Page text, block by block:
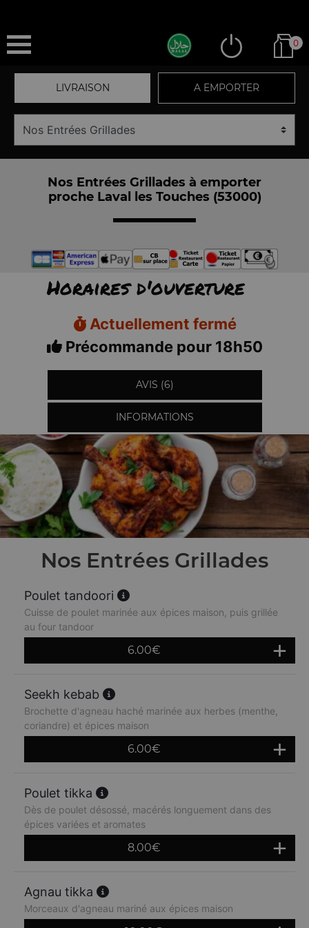
0
LIVRAISON A EMPORTER
Nos Entrées Grillades à emporter
proche Laval les Touches (53000)
Horaires d'ouverture
Actuellement fermé
Précommande pour 18h50
AVIS (6)
INFORMATIONS
Nos Entrées Grillades
Poulet tandoori
Cuisse de poulet marinée aux épices maison, puis grillée
au four tandoor
6.00€
Seekh kebab
Brochette d'agneau haché marinée aux herbes (menthe,
coriandre) et épices maison
6.00€
Poulet tikka
Dès de poulet désossé, macérés longuement dans des
épices variées et aromates
8.00€
Agnau tikka
Morceaux d'agneau mariné aux épices maison